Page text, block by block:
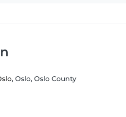
, Oslo, Oslo County